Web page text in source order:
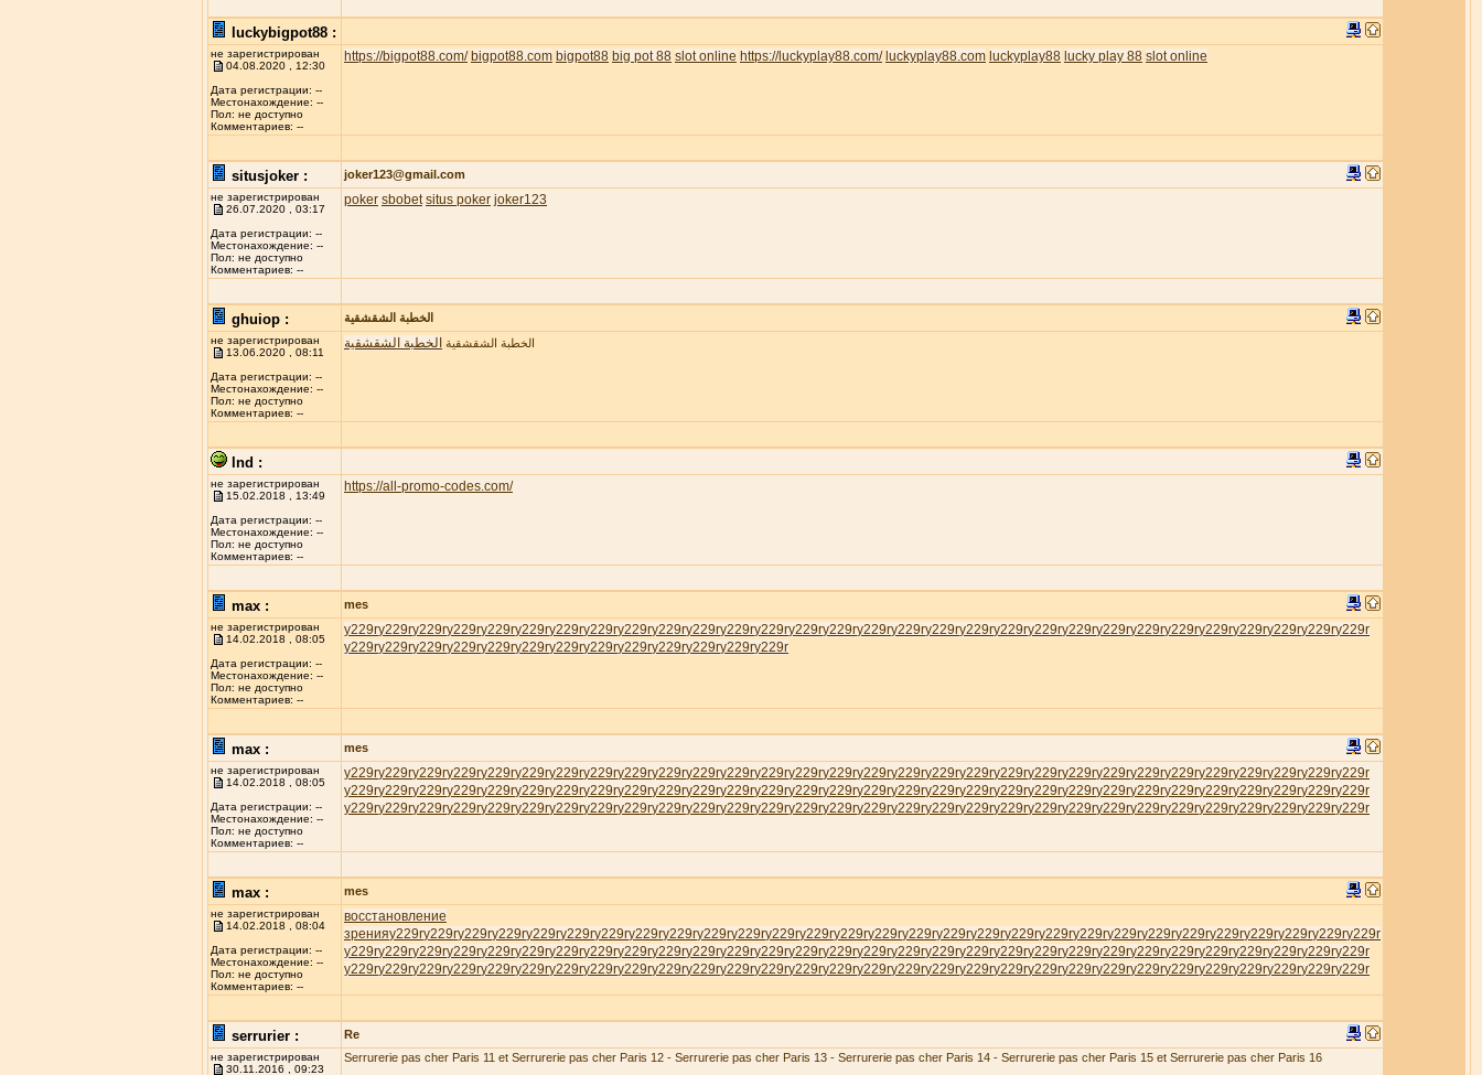
luckybigpot88 :
не зарегистрирован
04.08.2020 , 12:30
Дата регистрации: --
Местонахождение: --
Пол: не доступно
Комментариев: --
https://bigpot88.com/ bigpot88.com bigpot88 big pot 88 slot online https://luckyplay88.com/ luckyplay88.com luckyplay88 lucky play 88 slot online
situsjoker : joker123@gmail.com
не зарегистрирован
26.07.2020 , 03:17
Дата регистрации: --
Местонахождение: --
Пол: не доступно
Комментариев: --
poker sbobet situs poker joker123
ghuiop : الخطبة الشقشقية
не зарегистрирован
13.06.2020 , 08:11
Дата регистрации: --
Местонахождение: --
Пол: не доступно
Комментариев: --
الخطبة الشقشقية الخطبة الشقشقية
lnd :
не зарегистрирован
15.02.2018 , 13:49
Дата регистрации: --
Местонахождение: --
Пол: не доступно
Комментариев: --
https://all-promo-codes.com/
max : mes
не зарегистрирован
14.02.2018 , 08:05
Дата регистрации: --
Местонахождение: --
Пол: не доступно
Комментариев: --
у229rу229rу229rу229rу229rу229rу229rу229rу229rу229rу229rу229rу229rу229rу229rу229rу229rу229rу229rу229rу229rу229rу229rу229rу229rу229rу229rу229rу229rу229r
у229rу229rу229rу229rу229rу229rу229rу229rу229rу229rу229rу229rу229r
max : mes
не зарегистрирован
14.02.2018 , 08:05
Дата регистрации: --
Местонахождение: --
Пол: не доступно
Комментариев: --
у229rу229rу229rу229rу229rу229rу229rу229rу229rу229rу229rу229rу229rу229rу229rу229rу229rу229rу229rу229rу229rу229rу229rу229rу229rу229rу229rу229rу229rу229r
у229rу229rу229rу229rу229rу229rу229rу229rу229rу229rу229rу229rу229rу229rу229rу229rу229rу229rу229rу229rу229rу229rу229rу229rу229rу229rу229rу229rу229rу229r
у229rу229rу229rу229rу229rу229rу229rу229rу229rу229rу229rу229rу229rу229rу229rу229rу229rу229rу229rу229rу229rу229rу229rу229rу229rу229rу229rу229rу229rу229r
max : mes
не зарегистрирован
14.02.2018 , 08:04
Дата регистрации: --
Местонахождение: --
Пол: не доступно
Комментариев: --
восстановление
зренияу229rу229rу229rу229rу229rу229rу229rу229rу229rу229rу229rу229rу229rу229rу229rу229rу229rу229rу229rу229rу229rу229rу229rу229rу229rу229rу229rу229rу229r
у229rу229rу229rу229rу229rу229rу229rу229rу229rу229rу229rу229rу229rу229rу229rу229rу229rу229rу229rу229rу229rу229rу229rу229rу229rу229rу229rу229rу229rу229r
у229rу229rу229rу229rу229rу229rу229rу229rу229rу229rу229rу229rу229rу229rу229rу229rу229rу229rу229rу229rу229rу229rу229rу229rу229rу229rу229rу229rу229rу229r
serrurier : Re
не зарегистрирован
30.11.2016 , 09:23
Serrurerie pas cher Paris 11 et Serrurerie pas cher Paris 12 - Serrurerie pas cher Paris 13 - Serrurerie pas cher Paris 14 - Serrurerie pas cher Paris 15 et Serrurerie pas cher Paris 16